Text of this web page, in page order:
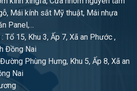
Mái kính sắt Mỹ thuật, Mái nhựa
Panel,…
15, Khu 3, Ấp 7, Xã an Phước ,
Đồng Nai
Phùng Hưng, Khu 5, Ấp 8, Xã an
Nai